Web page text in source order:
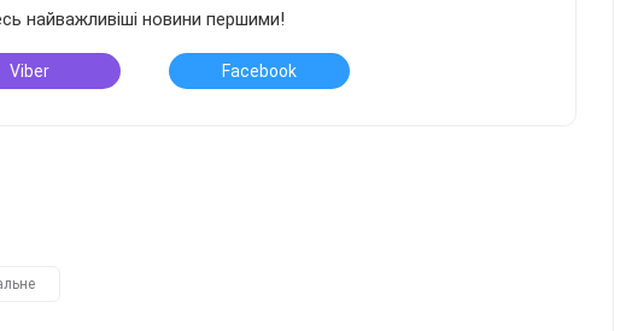
найважливіші новини першими!
Viber Facebook